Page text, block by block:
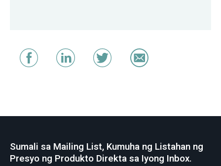
Sumali sa Mailing List, Kumuha ng Listahan ng
Presyo ng Produkto Direkta sa Iyong Inbox.